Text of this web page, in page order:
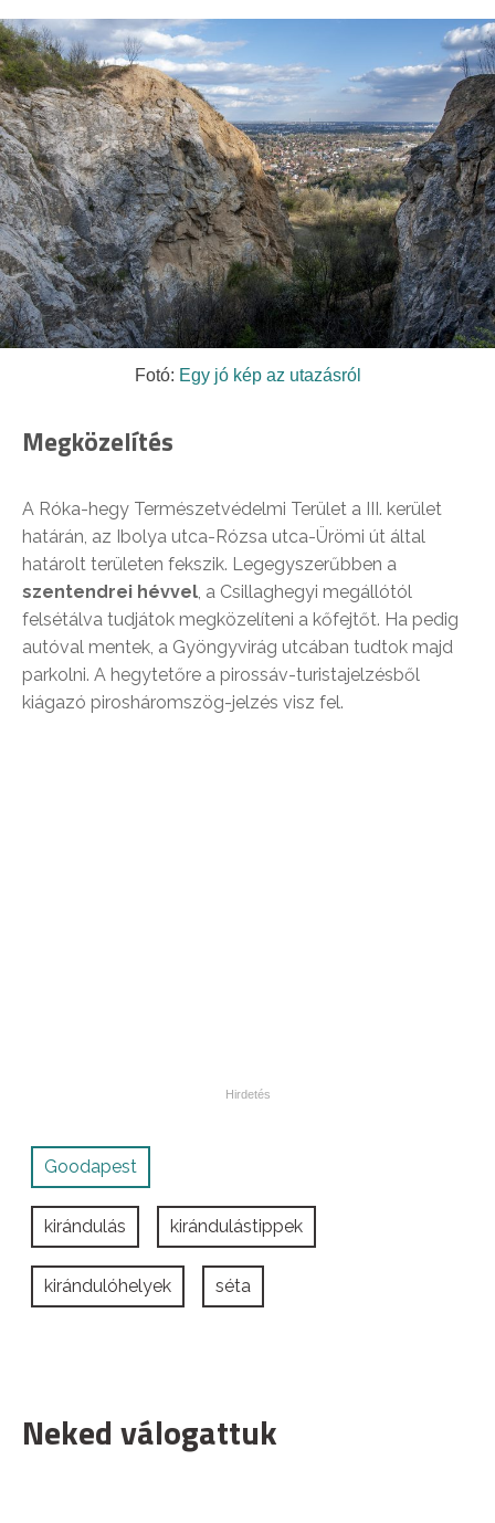
Fotó: Egy jó kép az utazásról
Megközelítés
A Róka-hegy Természetvédelmi Terület a III. kerület
határán, az Ibolya utca-Rózsa utca-Ürömi út által
határolt területen fekszik. Legegyszerűbben a
szentendrei hévvel , a Csillaghegyi megállótól
felsétálva tudjátok megközelíteni a kőfejtőt. Ha pedig
autóval mentek, a Gyöngyvirág utcában tudtok majd
parkolni. A hegytetőre a pirossáv-turistajelzésből
kiágazó pirosháromszög-jelzés visz fel.
Goodapest
kirándulás kirándulástippek
kirándulóhelyek séta
Neked válogattuk